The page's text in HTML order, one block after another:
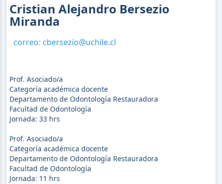
Cristian Alejandro Bersezio
Miranda
correo: cbersezio@uchile.cl
Prof. Asociado/a
Categoría académica docente
Departamento de Odontología Restauradora
Facultad de Odontología
Jornada: 33hrs
Prof. Asociado/a
Categoría académica docente
Departamento de Odontología Restauradora
Facultad de Odontología
Jornada: 11 hrs